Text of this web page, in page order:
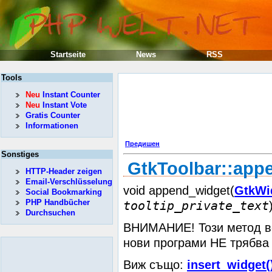
Предишен
void append_widget(
tooltip_private_text
ВНИМАНИЕ! Този метод
нови програми НЕ
Виж също:
Tools
Neu Instant Counter
Neu Instant Vote
Gratis Counter
Informationen
Sonstiges
HTTP-Header zeigen
Email-Verschlüsselung
Social Bookmarking
PHP Handbücher
Durchsuchen
Startseite News RSS